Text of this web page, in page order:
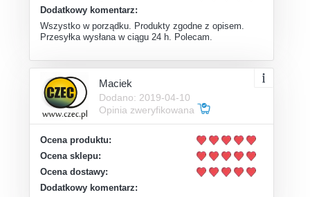
Dodatkowy komentarz:
Wszystko w porządku. Produkty zgodne z opisem.
Przesyłka wysłana w ciągu 24 h. Polecam.
Maciek
Dodano: 2019-04-10
Opinia zweryfikowana
Ocena produktu:
Ocena sklepu:
Ocena dostawy:
Dodatkowy komentarz: